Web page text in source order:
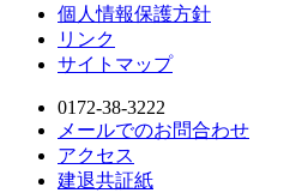
個人情報保護方針
リンク
サイトマップ
0172-38-3222
メールでのお問合わせ
アクセス
建退共証紙